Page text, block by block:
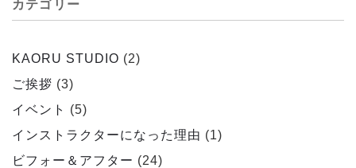
カテゴリー
KAORU STUDIO (2)
ご挨拶 (3)
イベント
(5)
インストラクターになった理由 (1)
ビフォー＆アフター (24)